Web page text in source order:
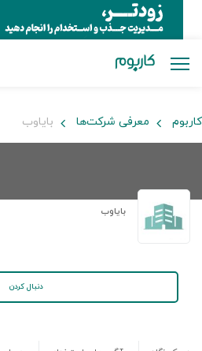
کاربوم معرفی شرکت‌ها بایاوب
بایاوب
دنبال کردن